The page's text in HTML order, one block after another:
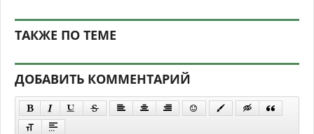
ТАКЖЕ ПО ТЕМЕ
ДОБАВИТЬ КОММЕНТАРИЙ